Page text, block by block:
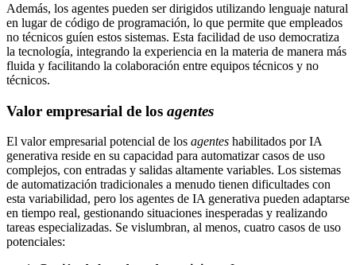
Además, los agentes pueden ser dirigidos utilizando lenguaje natural
en lugar de código de programación, lo que permite que empleados
no técnicos guíen estos sistemas. Esta facilidad de uso democratiza
la tecnología, integrando la experiencia en la materia de manera más
fluida y facilitando la colaboración entre equipos técnicos y no
técnicos.
Valor empresarial de los agentes
El valor empresarial potencial de los agentes habilitados por IA
generativa reside en su capacidad para automatizar casos de uso
complejos, con entradas y salidas altamente variables. Los sistemas
de automatización tradicionales a menudo tienen dificultades con
esta variabilidad, pero los agentes de IA generativa pueden adaptarse
en tiempo real, gestionando situaciones inesperadas y realizando
tareas especializadas. Se vislumbran, al menos, cuatro casos de uso
potenciales: